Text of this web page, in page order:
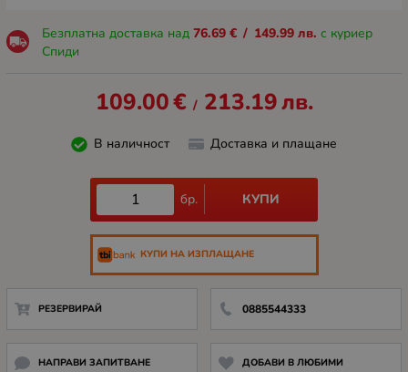
Безплатна доставка над 76.69 € / 149.99 лв. с куриер
Спиди
109.00€ / 213.19лв.
В наличност Доставка и плащане
бр. КУПИ
КУПИ НА ИЗПЛАЩАНЕ
РЕЗЕРВИРАЙ 0885544333
НАПРАВИ ЗАПИТВАНЕ ДОБАВИ В ЛЮБИМИ